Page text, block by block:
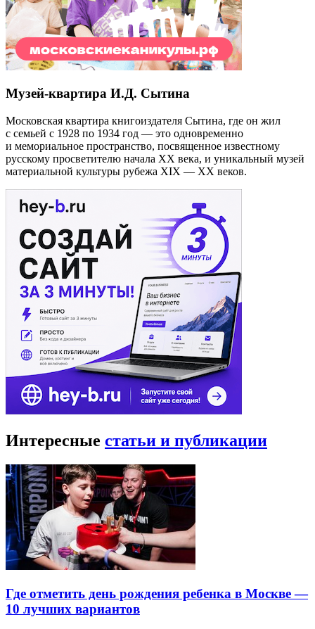
Музей-квартира И.Д. Сытина
Московская квартира книгоиздателя Сытина, где он жил
с семьей с 1928 по 1934 год — это одновременно
и мемориальное пространство, посвященное известному
русскому просветителю начала ХХ века, и уникальный музей
материальной культуры рубежа XIX — ХХ веков.
Интересные статьи и публикации
Где отметить день рождения ребенка в Москве —
10 лучших вариантов